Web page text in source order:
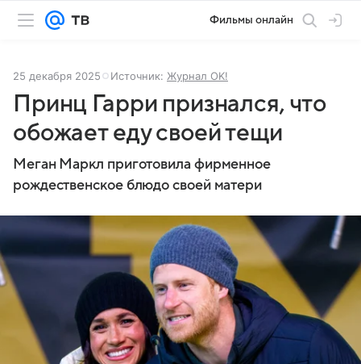
Фильмы онлайн
25 декабря 2025 Источник: Журнал OK!
Принц Гарри признался, что
обожает еду своей тещи
Меган Маркл приготовила фирменное
рождественское блюдо своей матери